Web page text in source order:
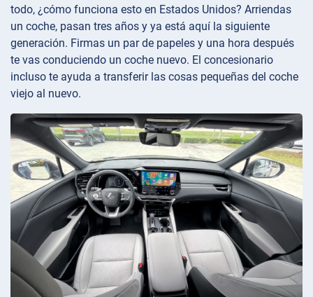
todo, ¿cómo funciona esto en Estados Unidos? Arriendas
un coche, pasan tres años y ya está aquí la siguiente
generación. Firmas un par de papeles y una hora después
te vas conduciendo un coche nuevo. El concesionario
incluso te ayuda a transferir las cosas pequeñas del coche
viejo al nuevo.